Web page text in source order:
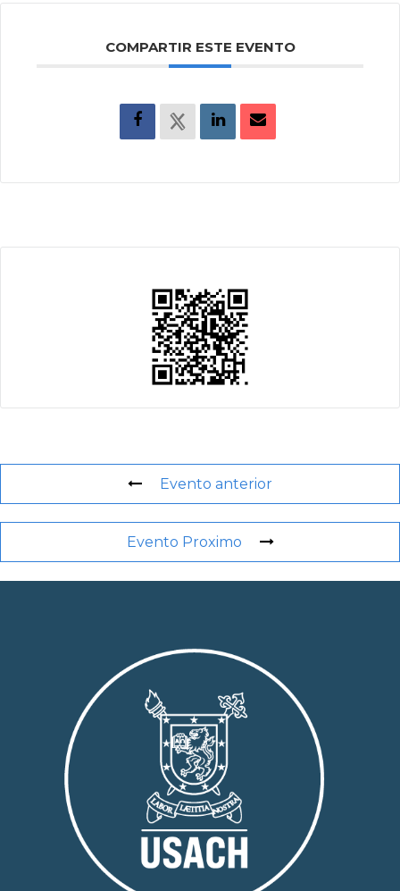
COMPARTIR ESTE EVENTO
Evento anterior
Evento Proximo